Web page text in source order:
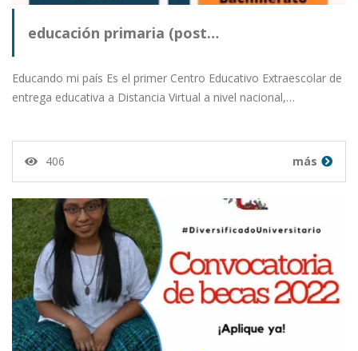
educación primaria (post…
Educando mi país Es el primer Centro Educativo Extraescolar de
entrega educativa a Distancia Virtual a nivel nacional,…
406 más